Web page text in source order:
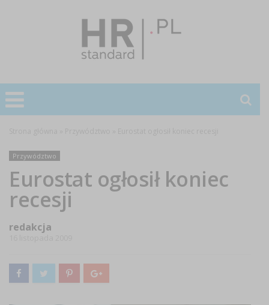
Przywództwo
Eurostat ogłosił koniec
recesji
redakcja